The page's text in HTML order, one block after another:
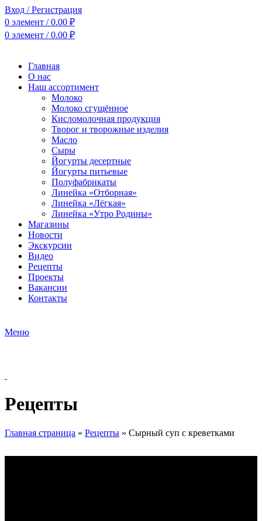
Вход / Регистрация
0 элемент / 0.00 ₽
0 элемент / 0.00 ₽
Главная
О нас
Наш ассортимент
Молоко
Молоко сгущённое
Кисломолочная продукция
Творог и творожные изделия
Масло
Сыры
Йогурты десертные
Йогурты питьевые
Полуфабрикаты
Линейка «Отборная»
Линейка «Лёгкая»
Линейка «Утро Родины»
Магазины
Новости
Экскурсии
Видео
Рецепты
Проекты
Вакансии
Контакты
Меню
Рецепты
Главная страница » Рецепты » Сырный суп с креветками